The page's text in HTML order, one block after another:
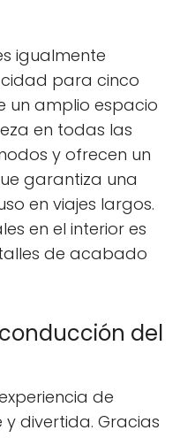
igualmente
para cinco
un amplio espacio
en todas las
y ofrecen un
garantiza una
en viajes largos.
en el interior es
de acabado
del
de
divertida. Gracias